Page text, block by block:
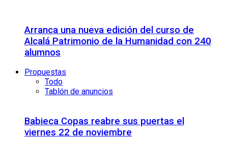
Arranca una nueva edición del curso de
Alcalá Patrimonio de la Humanidad con 240
alumnos
Propuestas
Todo
Tablón de anuncios
Babieca Copas reabre sus puertas el
viernes 22 de noviembre